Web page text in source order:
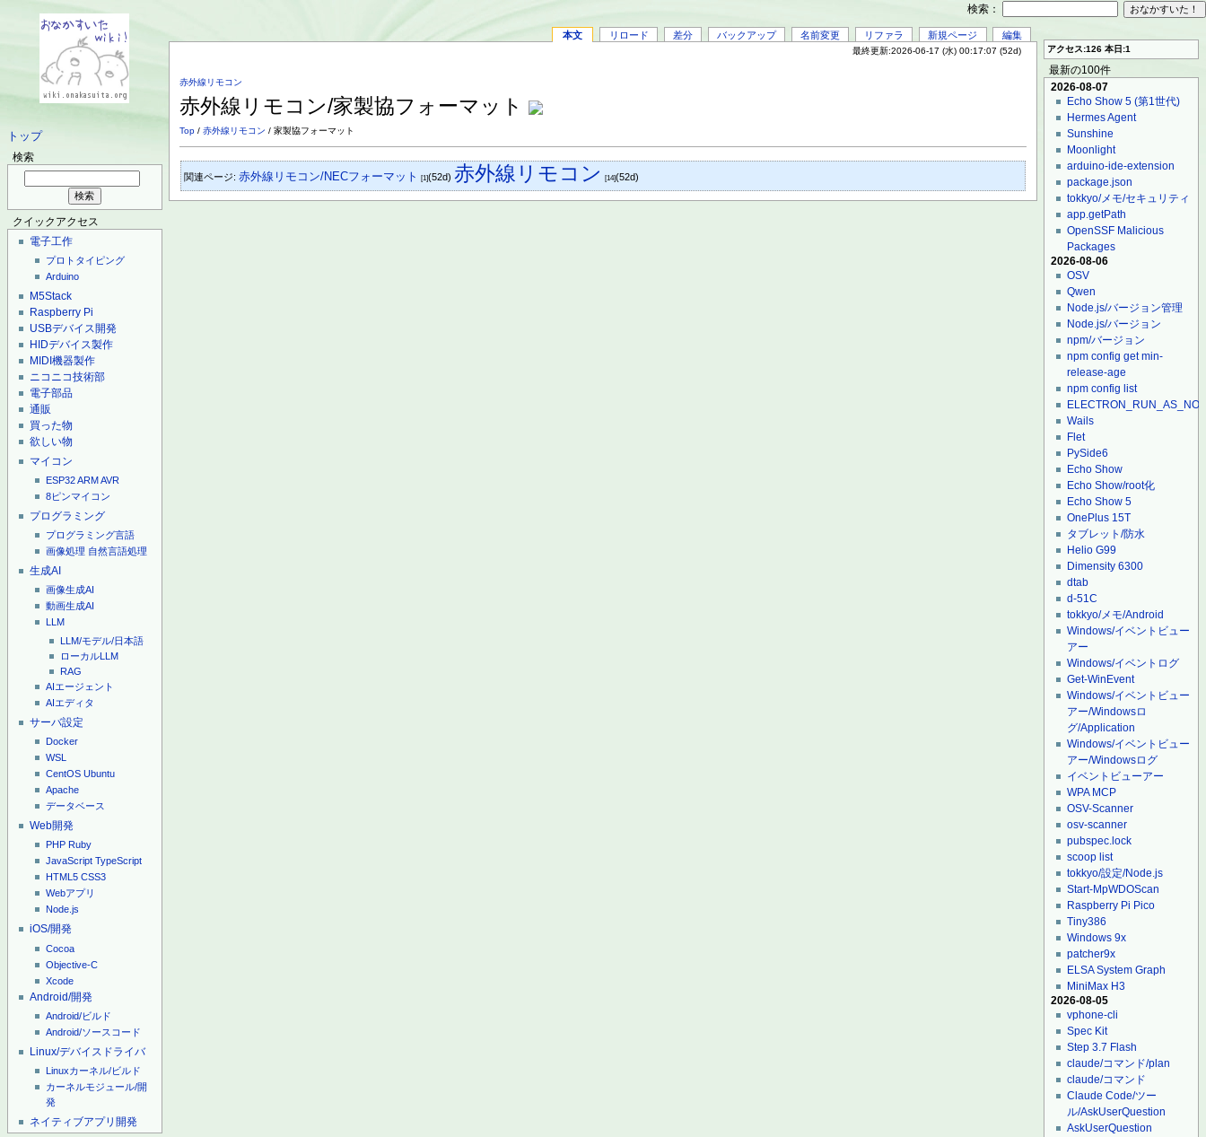
トップ
検索
クイックアクセス
電子工作
プロトタイピング
Arduino
M5Stack
Raspberry Pi
USBデバイス開発
HIDデバイス製作
MIDI機器製作
ニコニコ技術部
電子部品
通販
買った物
欲しい物
マイコン
ESP32ARMAVR
8ピンマイコン
プログラミング
プログラミング言語
画像処理 自然言語処理
生成AI
画像生成AI
動画生成AI
LLM
LLM/モデル/日本語
ローカルLLM
RAG
AIエージェント
AIエディタ
サーバ設定
Docker
WSL
CentOS Ubuntu
Apache
データベース
Web開発
PHP Ruby
JavaScript TypeScript
HTML5 CSS3
Webアプリ
Node.js
iOS/開発
Cocoa
Objective-C
Xcode
Android/開発
Android/ビルド
Android/ソースコード
Linux/デバイスドライバ
Linuxカーネル/ビルド
カーネルモジュール/開
発
ネイティブアプリ開発
本文 リロード 差分 バックアップ 名前変更 リファラ 新規ページ 編集
最終更新:2026-06-17 (水) 00:17:07 (52d)
赤外線リモコン
赤外線リモコン/家製協フォーマット
Top /赤外線リモコン / 家製協フォーマット
関連ページ:赤外線リモコン/NECフォーマット [1](52d)赤外線リモコン [14](52d)
アクセス:126 本日:1
最新の100件
2026-08-07
Echo Show 5 (第1世代)
Hermes Agent
Sunshine
Moonlight
arduino-ide-extension
package.json
tokkyo/メモ/セキュリティ
app.getPath
OpenSSF Malicious
Packages
2026-08-06
OSV
Qwen
Node.js/バージョン管理
Node.js/バージョン
npm/バージョン
npm config get min-
release-age
npm config list
Wails
Flet
PySide6
Echo Show
Echo Show/root化
Echo Show 5
OnePlus 15T
タブレット/防水
Helio G99
Dimensity 6300
dtab
d-51C
tokkyo/メモ/Android
Windows/イベントビュー
アー
Windows/イベントログ
Get-WinEvent
Windows/イベントビュー
アー/Windowsロ
グ/Application
Windows/イベントビュー
アー/Windowsログ
イベントビューアー
WPA MCP
OSV-Scanner
osv-scanner
pubspec.lock
scoop list
tokkyo/設定/Node.js
Start-MpWDOScan
Raspberry Pi Pico
Tiny386
Windows 9x
patcher9x
ELSA System Graph
MiniMax H3
2026-08-05
vphone-cli
Spec Kit
Step 3.7 Flash
claude/コマンド/plan
claude/コマンド
Claude Code/ツー
ル/AskUserQuestion
AskUserQuestion
検索：